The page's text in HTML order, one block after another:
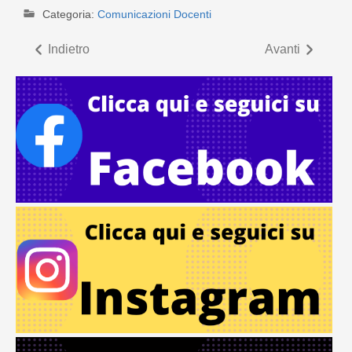
Categoria: Comunicazioni Docenti
Indietro Avanti